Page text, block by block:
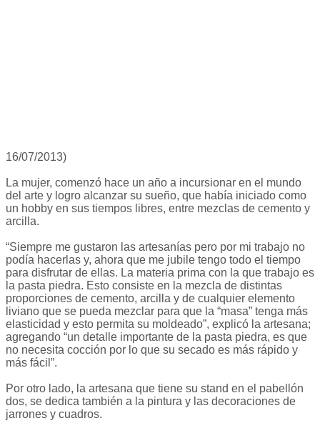
16/07/2013)
La mujer, comenzó hace un año a incursionar en el mundo
del arte y logro alcanzar su sueño, que había iniciado como
un hobby en sus tiempos libres, entre mezclas de cemento y
arcilla.
“Siempre me gustaron las artesanías pero por mi trabajo no
podía hacerlas y, ahora que me jubile tengo todo el tiempo
para disfrutar de ellas. La materia prima con la que trabajo es
la pasta piedra. Esto consiste en la mezcla de distintas
proporciones de cemento, arcilla y de cualquier elemento
liviano que se pueda mezclar para que la “masa” tenga más
elasticidad y esto permita su moldeado”, explicó la artesana;
agregando “un detalle importante de la pasta piedra, es que
no necesita cocción por lo que su secado es más rápido y
más fácil”.
Por otro lado, la artesana que tiene su stand en el pabellón
dos, se dedica también a la pintura y las decoraciones de
jarrones y cuadros.